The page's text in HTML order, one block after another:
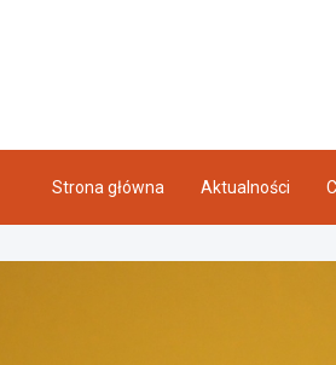
Strona główna Aktualności